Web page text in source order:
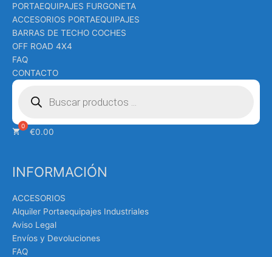
PORTAEQUIPAJES FURGONETA
ACCESORIOS PORTAEQUIPAJES
BARRAS DE TECHO COCHES
OFF ROAD 4X4
FAQ
CONTACTO
Búsqueda
productos
€0.00
INFORMACIÓN
ACCESORIOS
Alquiler Portaequipajes Industriales
Aviso Legal
Envíos y Devoluciones
FAQ